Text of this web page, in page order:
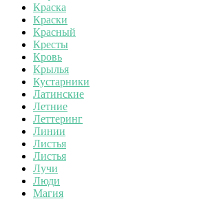
Краска
Краски
Красный
Кресты
Кровь
Крылья
Кустарники
Латинские
Летние
Леттеринг
Линии
Листья
Листья
Лучи
Люди
Магия